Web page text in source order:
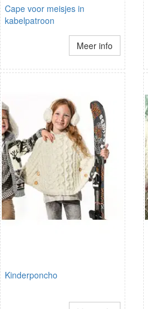
Cape voor meisjes in
kabelpatroon
Meer info
Kinderponcho